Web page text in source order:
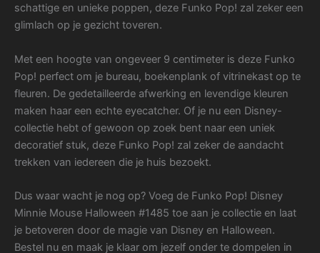
schattige en unieke poppen, deze Funko Pop! zal zeker een
glimlach op je gezicht toveren.
Met een hoogte van ongeveer 9 centimeter is deze Funko
Pop! perfect om je bureau, boekenplank of vitrinekast op te
fleuren. De gedetailleerde afwerking en levendige kleuren
maken haar een echte eyecatcher. Of je nu een Disney-
collectie hebt of gewoon op zoek bent naar een uniek
decoratief stuk, deze Funko Pop! zal zeker de aandacht
trekken van iedereen die je huis bezoekt.
Dus waar wacht je nog op? Voeg de Funko Pop! Disney
Minnie Mouse Halloween #1485 toe aan je collectie en laat
je betoveren door de magie van Disney en Halloween.
Bestel nu en maak je klaar om jezelf onder te dompelen in